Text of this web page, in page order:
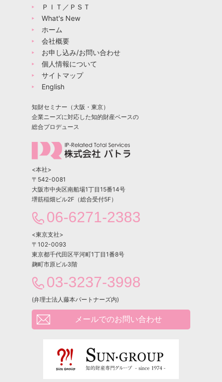
知財セミナー（大阪・東京）
企業ニーズに対応した知的財産ベースの
総合プロデュース
<本社>
〒542-0081
大阪市中央区南船場1丁目15番14号
堺筋稲畑ビル2F（総合受付5F）
06-6271-2383
<東京支社>
〒102-0093
東京都千代田区平河町1丁目1番8号
麹町市原ビル3階
03-3237-3998
(弁理士法人藤本パートナーズ内)
メールでのお問い合わせ
ＰＩＴ／ＰＳＴ
What's New
ホーム
会社概要
お申し込み/お問い合わせ
個人情報について
サイトマップ
English